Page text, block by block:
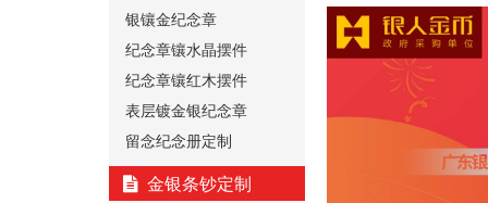
银镶金纪念章
纪念章镶水晶摆件
纪念章镶红木摆件
表层镀金银纪念章
留念纪念册定制
金银条钞定制